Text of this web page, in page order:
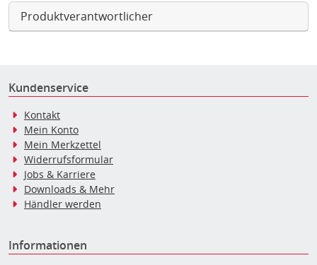
Produktverantwortlicher
Kundenservice
Kontakt
Mein Konto
Mein Merkzettel
Widerrufsformular
Jobs & Karriere
Downloads & Mehr
Händler werden
Informationen